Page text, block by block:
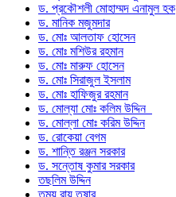
ড. প্রকৌশলী মোহাম্মদ এনামুল হক
ড. মানিক মজুমদার
ড. মোঃ আলতাফ হোসেন
ড. মোঃ মশিউর রহমান
ড. মোঃ মারুফ হোসেন
ড. মোঃ সিরাজুল ইসলাম
ড. মোঃ হাফিজুর রহমান
ড. মোল্যা মোঃ কলিম উদ্দিন
ড. মোল্লা মোঃ করিম উদ্দিন
ড. রোকেয়া বেগম
ড. শান্তি রঞ্জন সরকার
ড. সন্তোষ কুমার সরকার
তছলিম উদ্দিন
তন্ময় রায় তুষার